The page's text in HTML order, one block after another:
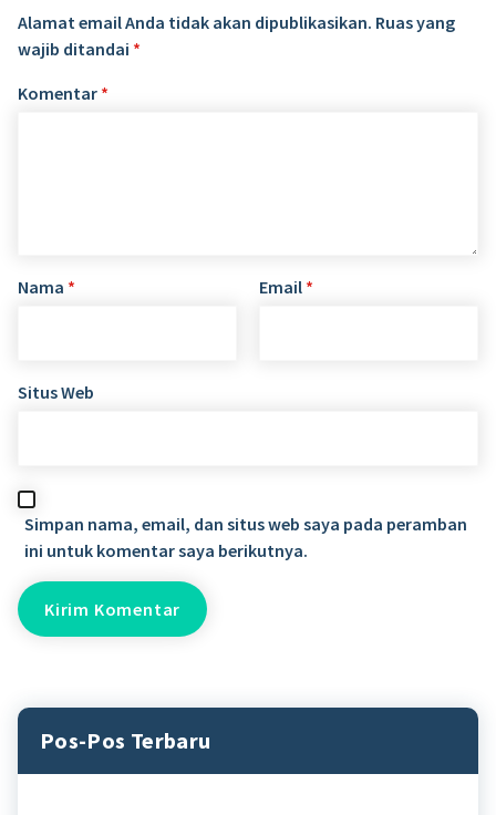
Alamat email Anda tidak akan dipublikasikan. Ruas yang
wajib ditandai *
Komentar *
Nama * Email *
Situs Web
Simpan nama, email, dan situs web saya pada peramban
ini untuk komentar saya berikutnya.
Pos-Pos Terbaru